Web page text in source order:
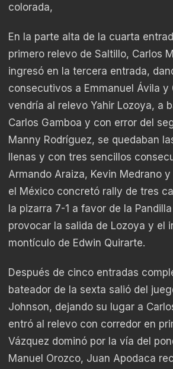
colorada,
En la parte alta de la cuarta
primero relevo de Saltillo, Carlos
ingresó en la tercera entrada,
consecutivos a Emmanuel Ávila y
vendría al relevo Yahir Lozoya, a
Carlos Gamboa y con error del
Manny Rodríguez, se quedaban
llenas y con tres sencillos
Armando Araiza, Kevin Medrano
el México concretó rally de tres
la pizarra 7-1 a favor de la
provocar la salida de Lozoya y el
montículo de Edwin Quirarte.
Después de cinco entradas
bateador de la sexta salió del
Johnson, dejando su lugar a
entró al relevo con corredor en
Vázquez dominó por la vía del
Manuel Orozco, Juan Apodaca